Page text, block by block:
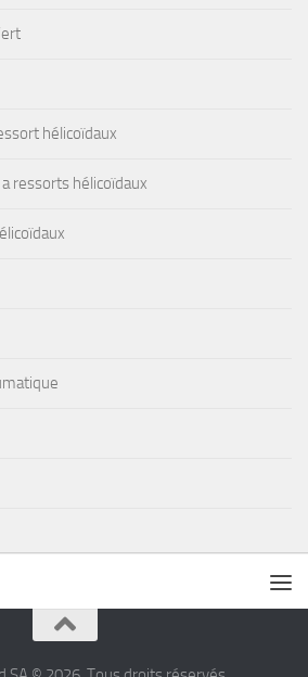
hélicoïdaux
ressorts hélicoïdaux